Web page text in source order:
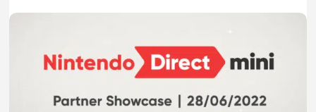
Rumeurs
Nintendo Direct
Tests et previews